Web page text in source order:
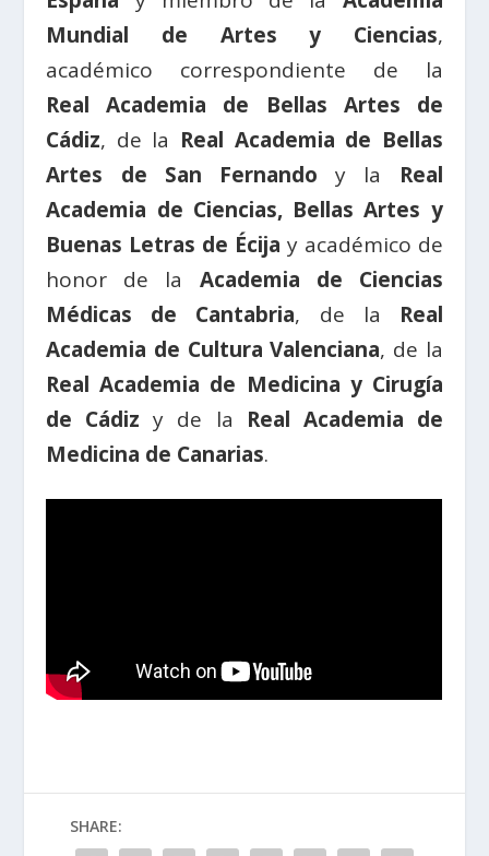
Mundial de Artes y Ciencias,
académico correspondiente de la
Real Academia de Bellas Artes de
Cádiz, de la Real Academia de Bellas
Artes de San Fernando y la Real
Academia de Ciencias, Bellas Artes y
Buenas Letras de Écija y académico de
honor de la Academia de Ciencias
Médicas de Cantabria, de la Real
Academia de Cultura Valenciana, de la
Real Academia de Medicina y Cirugía
de Cádiz y de la Real Academia de
Medicina de Canarias.
SHARE: